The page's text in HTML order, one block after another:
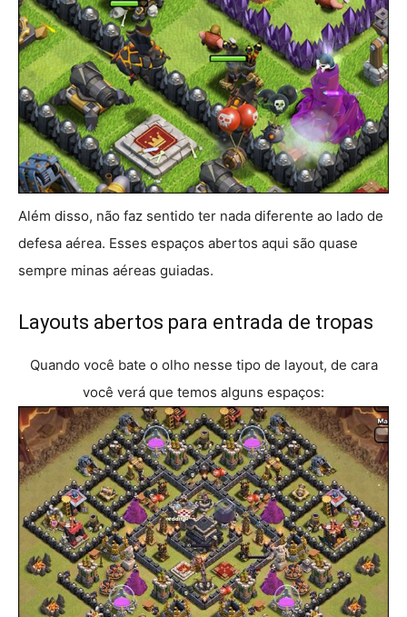
Além disso, não faz sentido ter nada diferente ao lado de
defesa aérea. Esses espaços abertos aqui são quase
sempre minas aéreas guiadas.
Layouts abertos para entrada de tropas
Quando você bate o olho nesse tipo de layout, de cara
você verá que temos alguns espaços: